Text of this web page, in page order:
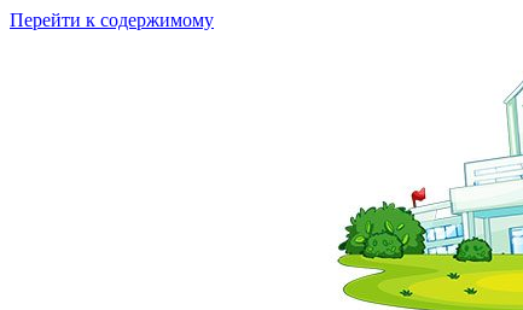
Перейти к содержимому